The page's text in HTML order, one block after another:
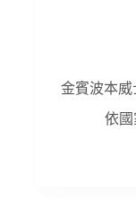
金賓波本威
依國